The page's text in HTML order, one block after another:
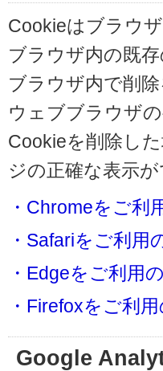
Cookieはブラウ
ブラウザ内の既
ブラウザ内で削
ウェブブラウザ
Cookieを削除し
ジの正確な表示
・Chromeをご利
・Safariをご利
・Edgeをご利用
・Firefoxをご利
Google